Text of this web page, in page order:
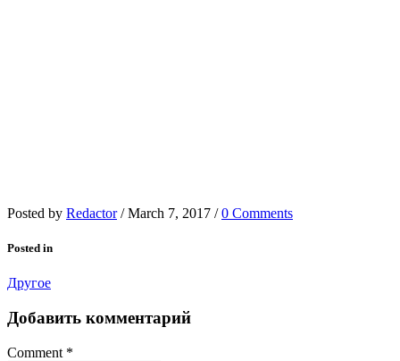
Posted by Redactor / March 7, 2017 / 0 Comments
Posted in
Другое
Добавить комментарий
Comment *